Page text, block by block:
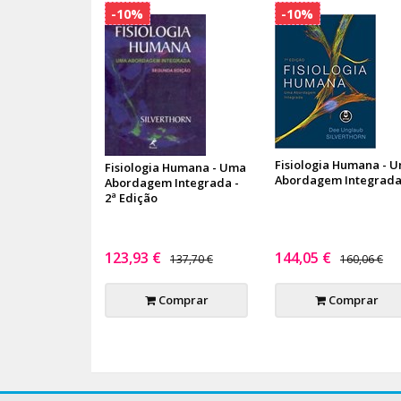
Fisiologia Humana - Uma
Abordagem Integrada -
2ª Edição
123,93 € 137,70 €
Comprar
-10%
Fisiologia Humana -
Abordagem Integrada
144,05 € 160,06 €
Comprar
-10%